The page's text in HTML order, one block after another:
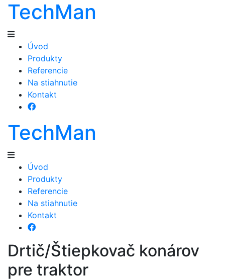
TechMan
Úvod
Produkty
Referencie
Na stiahnutie
Kontakt
TechMan
Úvod
Produkty
Referencie
Na stiahnutie
Kontakt
Drtič/Štiepkovač konárov
pre traktor